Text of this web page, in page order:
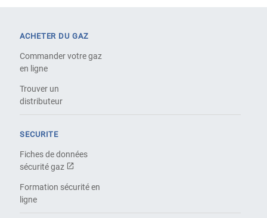
ACHETER DU GAZ
Commander votre gaz
en ligne
Trouver un
distributeur
SECURITE
Fiches de données
sécurité gaz
Formation sécurité en
ligne